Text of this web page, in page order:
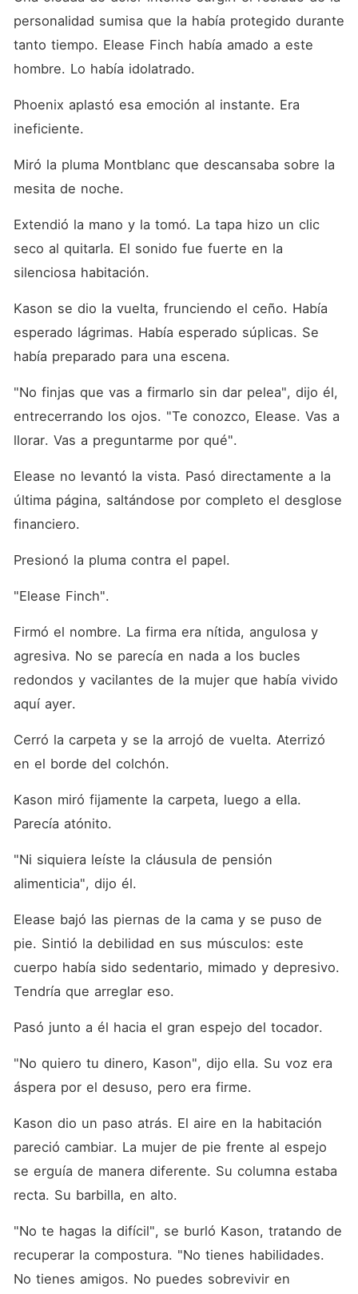
personalidad sumisa que la había protegido durante
tanto tiempo. Elease Finch había amado a este
hombre. Lo había idolatrado.
Phoenix aplastó esa emoción al instante. Era
ineficiente.
Miró la pluma Montblanc que descansaba sobre la
mesita de noche.
Extendió la mano y la tomó. La tapa hizo un clic
seco al quitarla. El sonido fue fuerte en la
silenciosa habitación.
Kason se dio la vuelta, frunciendo el ceño. Había
esperado lágrimas. Había esperado súplicas. Se
había preparado para una escena.
"No finjas que vas a firmarlo sin dar pelea", dijo él,
entrecerrando los ojos. "Te conozco, Elease. Vas a
llorar. Vas a preguntarme por qué".
Elease no levantó la vista. Pasó directamente a la
última página, saltándose por completo el desglose
financiero.
Presionó la pluma contra el papel.
"Elease Finch".
Firmó el nombre. La firma era nítida, angulosa y
agresiva. No se parecía en nada a los bucles
redondos y vacilantes de la mujer que había vivido
aquí ayer.
Cerró la carpeta y se la arrojó de vuelta. Aterrizó
en el borde del colchón.
Kason miró fijamente la carpeta, luego a ella.
Parecía atónito.
"Ni siquiera leíste la cláusula de pensión
alimenticia", dijo él.
Elease bajó las piernas de la cama y se puso de
pie. Sintió la debilidad en sus músculos: este
cuerpo había sido sedentario, mimado y depresivo.
Tendría que arreglar eso.
Pasó junto a él hacia el gran espejo del tocador.
"No quiero tu dinero, Kason", dijo ella. Su voz era
áspera por el desuso, pero era firme.
Kason dio un paso atrás. El aire en la habitación
pareció cambiar. La mujer de pie frente al espejo
se erguía de manera diferente. Su columna estaba
recta. Su barbilla, en alto.
"No te hagas la difícil", se burló Kason, tratando de
recuperar la compostura. "No tienes habilidades.
No tienes amigos. No puedes sobrevivir en